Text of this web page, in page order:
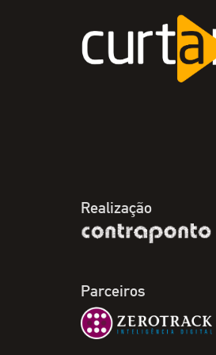
Realização
Parceiros